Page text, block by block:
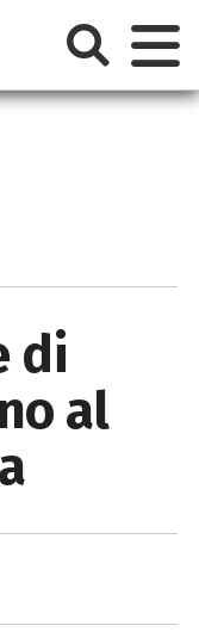
di
al